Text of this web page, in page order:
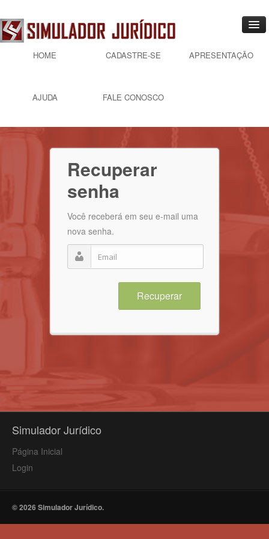
Ajuda
HOME
CADASTRE-SE APRESENTAÇÃO
AJUDA FALE CONOSCO
Recuperar
senha
Você receberá em seu e-mail uma
nova senha.
Recuperar
Simulador Jurídico
Página Inicial
Login
© 2026 Simulador Jurídico.